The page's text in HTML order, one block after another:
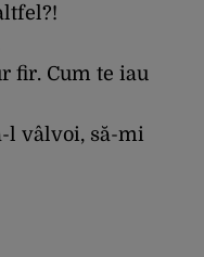
fir. Cum te iau
l vâlvoi, să-mi